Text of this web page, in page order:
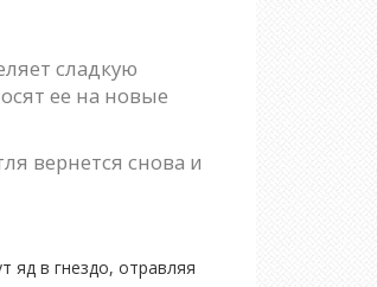
сладкую
ее на новые
вернется снова и
яд в гнездо, отравляя